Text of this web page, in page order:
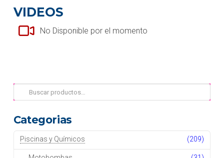
VIDEOS
No Disponible por el momento
Buscar
por:
Categorias
Piscinas y Químicos (209)